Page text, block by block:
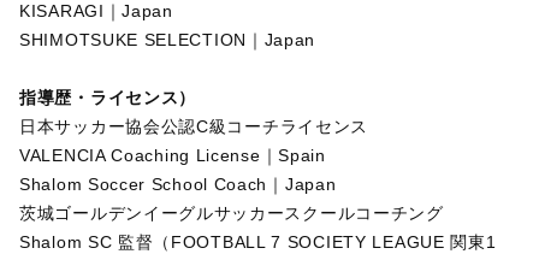
KISARAGI｜Japan
SHIMOTSUKE SELECTION｜Japan
指導歴・ライセンス）
日本サッカー協会公認C級コーチライセンス
VALENCIA Coaching License｜Spain
Shalom Soccer School Coach｜Japan
茨城ゴールデンイーグルサッカースクールコーチング
Shalom SC 監督（FOOTBALL 7 SOCIETY LEAGUE 関東1